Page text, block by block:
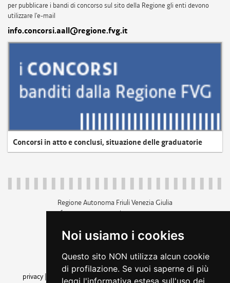
Noi usiamo i cookies
Questo sito NON utilizza alcun cookie
di profilazione. Se vuoi saperne di più
leggi l'informativa estesa sull'uso dei
per pubblicare i bandi di concorso sul sito della Regione gli enti devono
utilizzare l'e-mail
info.concorsi.aall@regione.fvg.it
Concorsi in atto e conclusi, situazione delle graduatorie
Regione Autonoma Friuli Venezia Giulia
c.f. 80014930327; p.iva 00526040324
+39 040 3771111
amministrazione trasparente
privacy
cookie |note legali accessibilità
dichiarazione di